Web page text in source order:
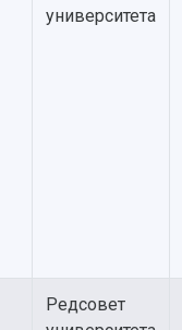
университета
Редсовет